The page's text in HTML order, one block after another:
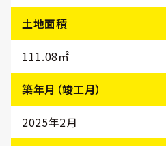
土地面積
111.08㎡
築年月（竣工月）
2025年2月